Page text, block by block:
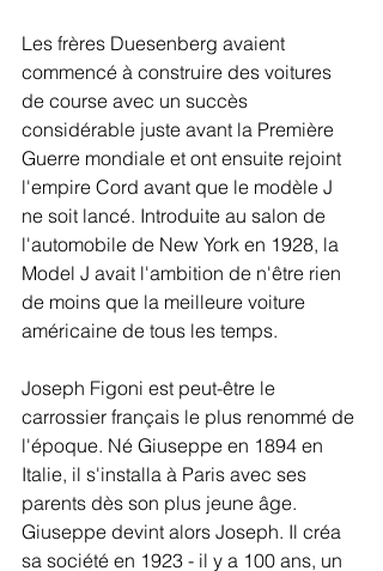
Les frères Duesenberg avaient
commencé à construire des voitures
de course avec un succès
considérable juste avant la Première
Guerre mondiale et ont ensuite rejoint
l'empire Cord avant que le modèle J
ne soit lancé. Introduite au salon de
l'automobile de New York en 1928, la
Model J avait l'ambition de n'être rien
de moins que la meilleure voiture
américaine de tous les temps.
Joseph Figoni est peut-être le
carrossier français le plus renommé de
l'époque. Né Giuseppe en 1894 en
Italie, il s'installa à Paris avec ses
parents dès son plus jeune âge.
Giuseppe devint alors Joseph. Il créa
sa société en 1923 - il y a 100 ans, un